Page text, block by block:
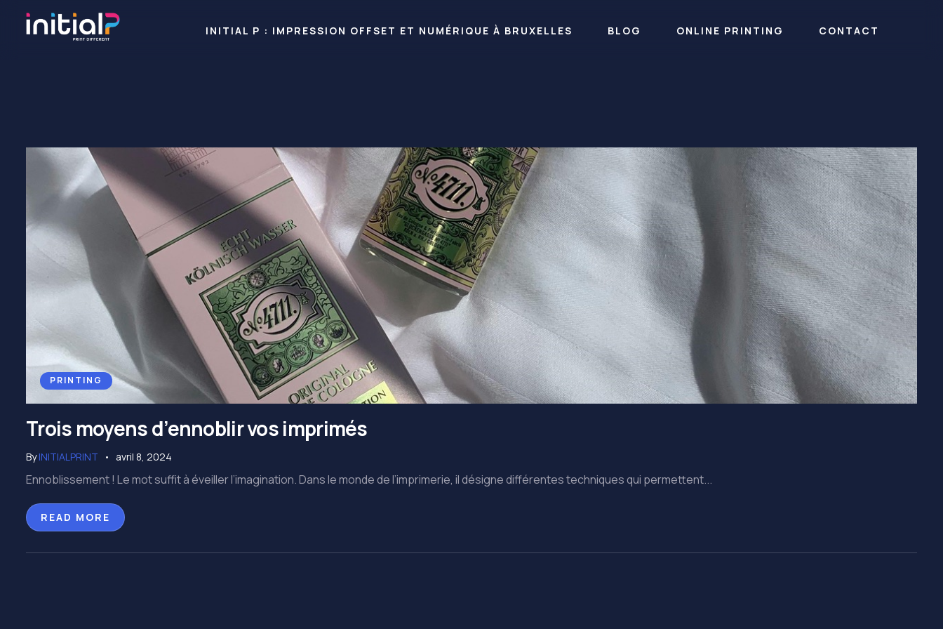
INITIAL P : IMPRESSION OFFSET ET NUMÉRIQUE À BRUXELLES BLOG ONLINE PRINTING CONTACT
PRINTING
Trois moyens d’ennoblir vos imprimés
ByINITIALPRINT avril 8, 2024
Ennoblissement ! Le mot suffit à éveiller l’imagination. Dans le monde de l’imprimerie, il désigne différentes techniques qui permettent...
READ MORE